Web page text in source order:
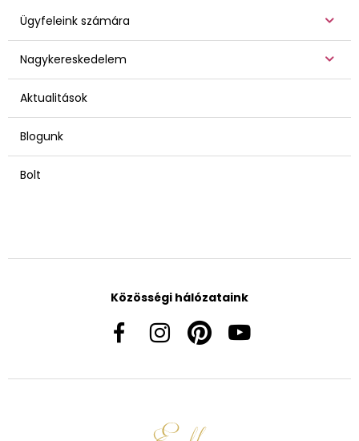
Ügyfeleink számára
Nagykereskedelem
Aktualitások
Blogunk
Bolt
Közösségi hálózataink